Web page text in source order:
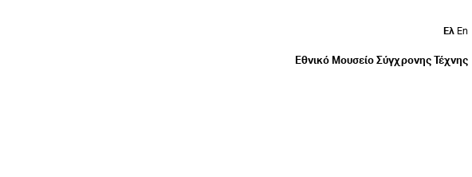
Ελ En
Εθνικό Μουσείο Σύγχρονης Τέχνης